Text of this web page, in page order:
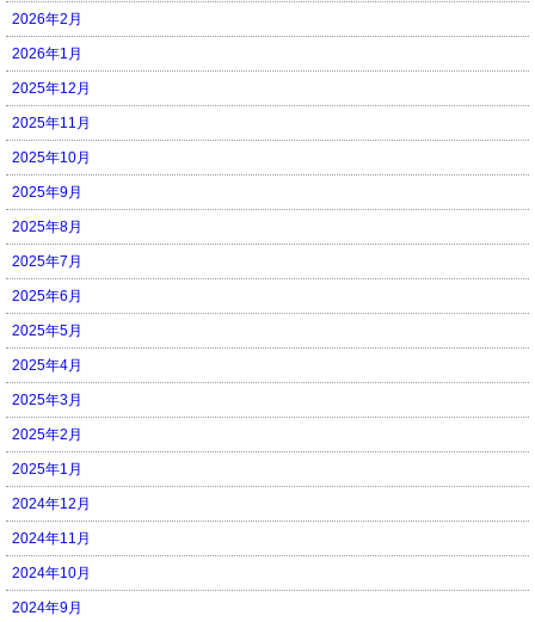
2026年2月
2026年1月
2025年12月
2025年11月
2025年10月
2025年9月
2025年8月
2025年7月
2025年6月
2025年5月
2025年4月
2025年3月
2025年2月
2025年1月
2024年12月
2024年11月
2024年10月
2024年9月